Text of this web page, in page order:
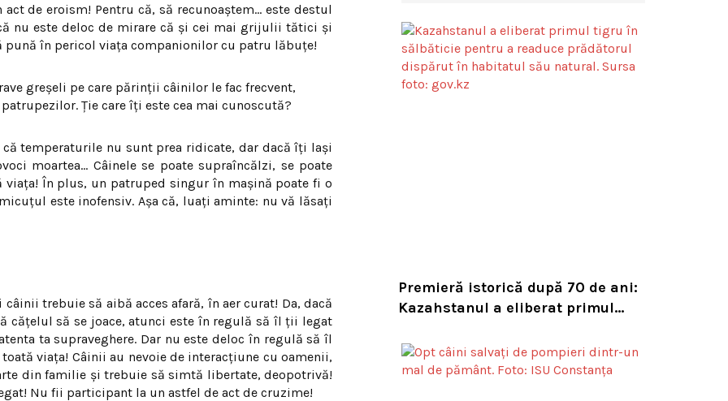
de eroism! Pentru că, să recunoaştem… este destul
nu este deloc de mirare că şi cei mai grijulii tătici şi
în pericol viaţa companionilor cu patru lăbuţe!
greşeli pe care părinţii câinilor le fac frecvent,
Ţie care îţi este cea mai cunoscută?
temperaturile nu sunt prea ridicate, dar dacă îţi laşi
moartea… Câinele se poate supraîncălzi, se poate
În plus, un patruped singur în maşină poate fi o
este inofensiv. Aşa că, luaţi aminte: nu vă lăsaţi
trebuie să aibă acces afară, în aer curat! Da, dacă
căţelul să se joace, atunci este în regulă să îl ţii legat
ta supraveghere. Dar nu este deloc în regulă să îl
viaţa! Câinii au nevoie de interacţiune cu oamenii,
din familie şi trebuie să simtă libertate, deopotrivă!
Nu fii participant la un astfel de act de cruzime!
Premieră istorică după 70 de ani:
Kazahstanul a eliberat primul
readuce prădătorul dispărut în
habitatul său natural